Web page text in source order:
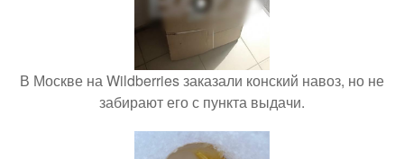
В Москве на Wildberries заказали конский навоз, но не
забирают его с пункта выдачи.